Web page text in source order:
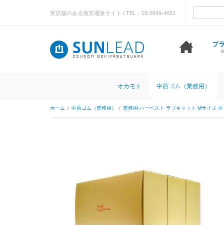
実店舗のある激安通販サイト / TEL：03-5849-4651
オカモト 中西ゴム（業務用）
ホーム / 中西ゴム（業務用） / 業務用 ハーベスト ラブキャット Mサイズ